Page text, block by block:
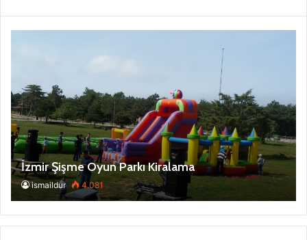
İzmir Şişme Oyun Parkı Kiralama
ismaildur 4.081